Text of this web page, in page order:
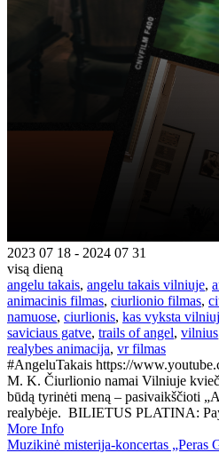
2023 07 18 - 2024 07 31
visą dieną
angelu takais, angelu takais vilniuje,
animacinis filmas, ciurlionio filmas,
namuose, ciurlionis, kas vyksta
saviciaus gatve, trails of angel, vilnius
realybes animacija, vr filmas
#AngeluTakais https://
M. K. Čiurlionio namai Vilniuje
būdą tyrinėti meną – pasivaikščioti
realybėje. BILIETUS PLATINA:
More Info
Muzikinė misterija-koncertas „Peras